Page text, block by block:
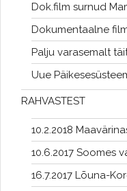
Dok.film surnud
Dokumentaalne
Palju varasemalt
Uue
RAHVASTEST
10.2.2018
10.6.2017 Soomes
16.7.2017 Lõuna-